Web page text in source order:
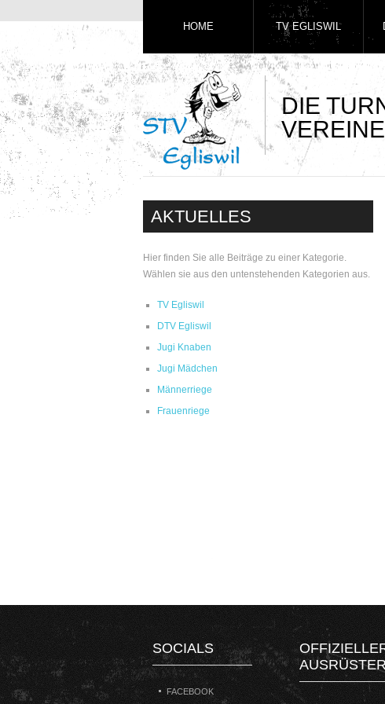
DIE
HOME TV EGLISWIL
AKTUELLES
Hier finden Sie alle Beiträge zu einer Kategorie.
Wählen sie aus den untenstehenden Kategorien aus.
TV Egliswil
DTV Egliswil
Jugi Knaben
Jugi Mädchen
Männerriege
Frauenriege
SOCIALS
FACEBOOK
AUSRÜSTER